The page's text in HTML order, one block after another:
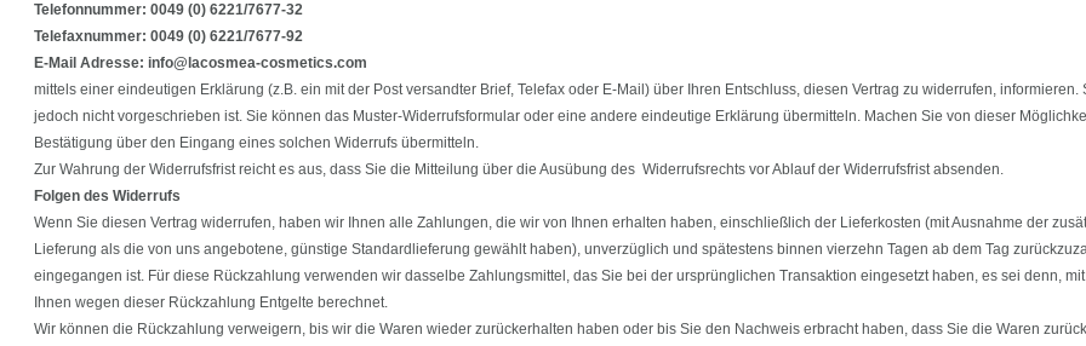
Telefonnummer: 0049 (0) 6221/7677-32
Telefaxnummer: 0049 (0) 6221/7677-92
E-Mail Adresse: info@lacosmea-cosmetics.com
mittels einer eindeutigen Erklärung (z.B. ein mit der Post versandter Brief, Telefax oder E-Mail) über Ihren Entschluss, diesen Vertrag zu widerrufen,
jedoch nicht vorgeschrieben ist. Sie können das Muster-Widerrufsformular oder eine andere eindeutige Erklärung übermitteln. Machen Sie von dieser
Bestätigung über den Eingang eines solchen Widerrufs übermitteln.
Zur Wahrung der Widerrufsfrist reicht es aus, dass Sie die Mitteilung über die Ausübung des Widerrufsrechts vor Ablauf der Widerrufsfrist absenden.
Folgen des Widerrufs
Wenn Sie diesen Vertrag widerrufen, haben wir Ihnen alle Zahlungen, die wir von Ihnen erhalten haben, einschließlich der Lieferkosten (mit Ausnahme der
Lieferung als die von uns angebotene, günstige Standardlieferung gewählt haben), unverzüglich und spätestens binnen vierzehn Tagen ab dem Tag
eingegangen ist. Für diese Rückzahlung verwenden wir dasselbe Zahlungsmittel, das Sie bei der ursprünglichen Transaktion eingesetzt haben, es sei denn,
Ihnen wegen dieser Rückzahlung Entgelte berechnet.
Wir können die Rückzahlung verweigern, bis wir die Waren wieder zurückerhalten haben oder bis Sie den Nachweis erbracht haben, dass Sie die Waren